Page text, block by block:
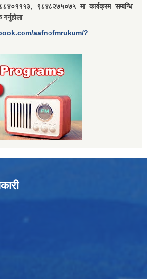
९८४८२७५०७५ मा कार्यक्रम सम्बन्धि
aafnofmrukum/?